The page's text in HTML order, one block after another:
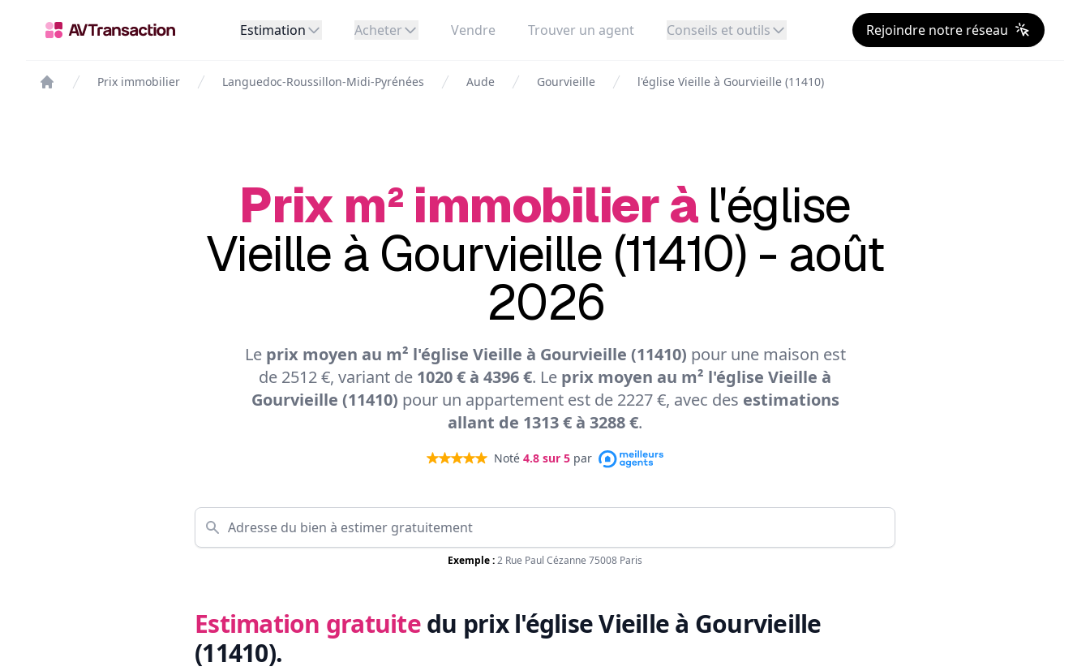
Estimation Acheter Vendre Trouver un agent Conseils et outils Rejoindre notre réseau
Prix immobilier Languedoc-Roussillon-Midi-Pyrénées Aude Gourvieille l'église Vieille à Gourvieille (11410)
Prix m² immobilier à l'église
Vieille à Gourvieille (11410) - août
2026
Le prix moyen au m² l'église Vieille à Gourvieille (11410) pour une maison est
de 2512 €, variant de 1020 € à 4396 €. Le prix moyen au m² l'église Vieille à
Gourvieille (11410) pour un appartement est de 2227 €, avec des estimations
allant de 1313 € à 3288 €.
Noté 4.8 sur 5 par
Exemple :2 Rue Paul Cézanne 75008 Paris
Estimation gratuite du prixl'église Vieille à Gourvieille
(11410).